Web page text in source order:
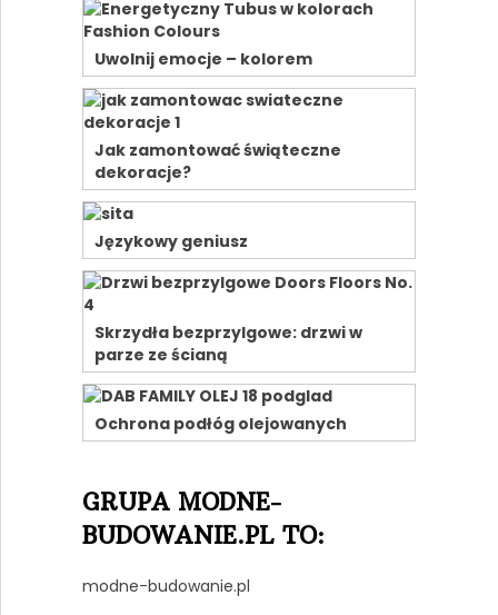
Uwolnij emocje – kolorem
Jak zamontować świąteczne
dekoracje?
Językowy geniusz
Skrzydła bezprzylgowe: drzwi w
parze ze ścianą
Ochrona podłóg olejowanych
GRUPA MODNE-
BUDOWANIE.PL TO:
modne-budowanie.pl